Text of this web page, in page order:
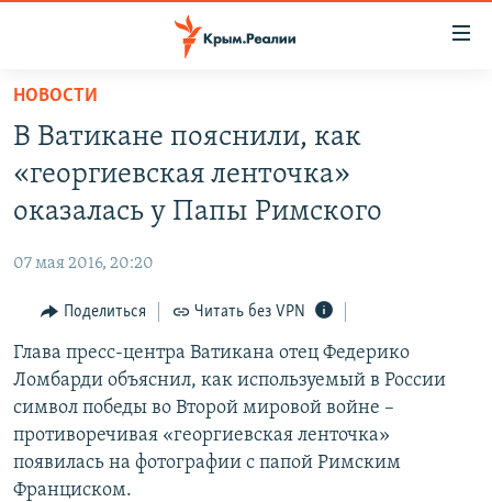
Вернуться
основному
содержанию
Вернутся
главной
Вернутся
поиску
11 ЛЕТ ОККУПАЦИИ КРЫМА. 11 ИСТОРИЙ СОПРОТИВЛЕНИЯ
ЕЩЕ
ИНТЕРАКТИВ
ИНФОГРАФИКА
ТЕЛЕПРОЕКТ КРЫМ.РЕАЛИИ
СОВЕТЫ ПРАВОЗАЩИТНИКОВ
ПРОПАВШИЕ БЕЗ ВЕСТИ
РАДІО СВОБОДА
КАК ОБОЙТИ БЛОКИРОВКУ
Українською
Qırımtatar
НОВОСТИ
В Ватикане пояснили, как
«георгиевская ленточка»
оказалась у Папы Римского
07 мая 2016, 20:20
Поделиться Читать без VPN
Глава пресс-центра Ватикана отец Федерико
Ломбарди объяснил, как используемый в России
символ победы во Второй мировой войне –
противоречивая «георгиевская ленточка»
появилась на фотографии с папой Римским
Франциском.